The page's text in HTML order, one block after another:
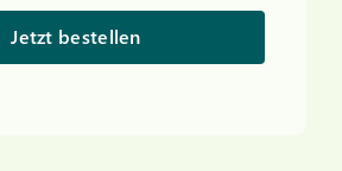
Jetzt bestellen